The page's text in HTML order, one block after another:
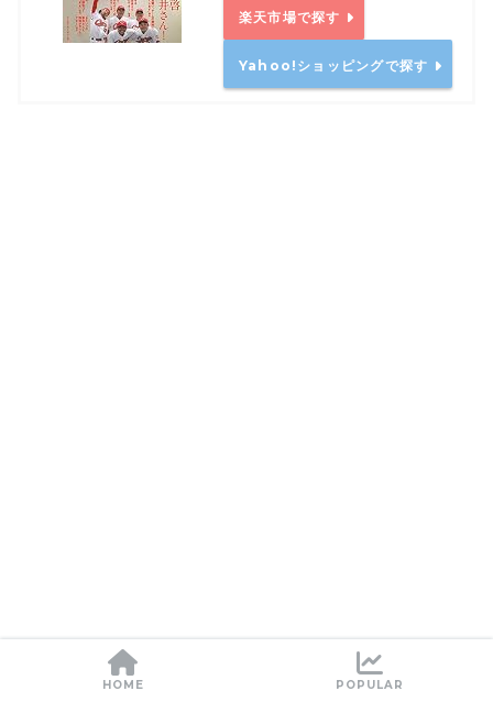
楽天市場で探す
Yahoo!ショッピングで探す
HOME POPULAR